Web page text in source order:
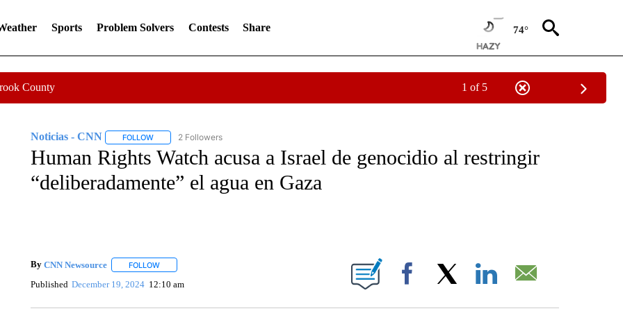
Sports Problem Solvers Contests Share 74°
County 1 of 5
Noticias - CNN FOLLOWFOLLOW "NOTICIAS - CNN" TO RECEIVE NOTIFICATIONS ABOUT NEW PAGES ON "NOTICIAS - CNN".
2 Followers
Human Rights Watch acusa a Israel de genocidio al restringir
“deliberadamente” el agua en Gaza
By CNN Newsource FOLLOWFOLLOW "" TO RECEIVE NOTIFICATIONS ABOUT NEW PAGES ON "".
Published December 19, 2024 12:10 am Facebook